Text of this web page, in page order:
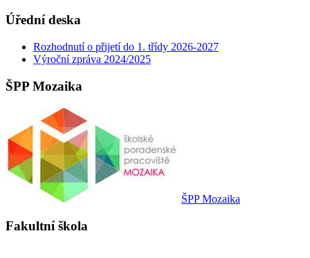
Úřední deska
Rozhodnutí o přijetí do 1. třídy 2026-2027
Výroční zpráva 2024/2025
ŠPP Mozaika
ŠPP Mozaika
Fakultní škola